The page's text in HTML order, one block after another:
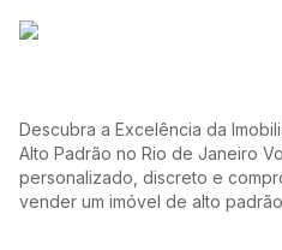
Descubra a Excelência da
Alto Padrão no Rio de Janeiro Você busca um atendimento
personalizado, discreto e
vender um imóvel de alto